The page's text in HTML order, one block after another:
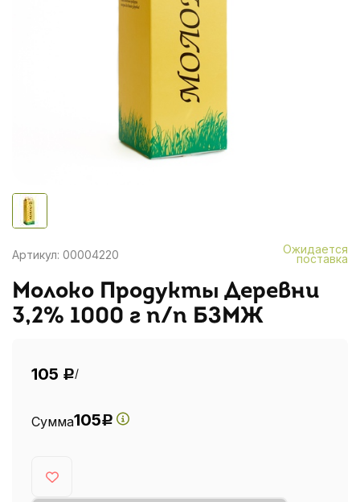
Артикул: 00004220 Ожидается
поставка
Молоко Продукты Деревни
3,2% 1000 г п/п БЗМЖ
105 Р/
Сумма105Р